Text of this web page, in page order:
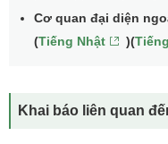
Cơ quan đại diện
(Tiếng Nhật )(
Khai báo liên quan